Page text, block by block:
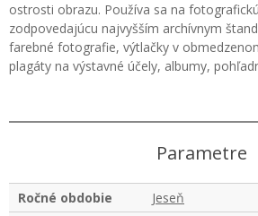
ostrosti obrazu. Používa sa na
zodpovedajúcu najvyšším archívnym
farebné fotografie, výtlačky v
plagáty na výstavné účely, albumy,
Parametre
Ročné obdobie
Jeseň